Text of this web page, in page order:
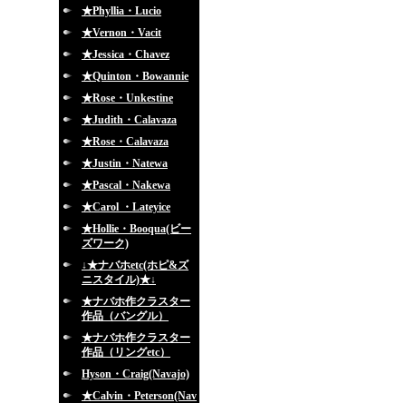
★Phyllia・Lucio
★Vernon・Vacit
★Jessica・Chavez
★Quinton・Bowannie
★Rose・Unkestine
★Judith・Calavaza
★Rose・Calavaza
★Justin・Natewa
★Pascal・Nakewa
★Carol ・Lateyice
★Hollie・Booqua(ビー
ズワーク)
↓★ナバホetc(ホピ&ズ
ニスタイル)★↓
★ナバホ作クラスター
作品（バングル）
★ナバホ作クラスター
作品（リングetc）
Hyson・Craig(Navajo)
★Calvin・Peterson(Nav